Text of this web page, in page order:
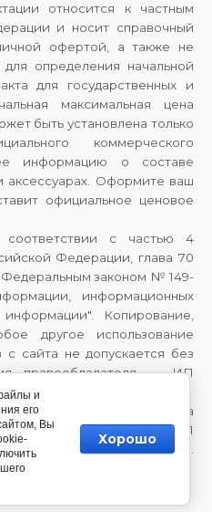
относится к частным
и носит справочный
офертой, а также не
определения начальной
для государственных и
максимальная цена
быть установлена только
коммерческого
информацию о составе
аксессуарах. Оформите ваш
официальное ценовое
с частью 4
Федерации, глава 70
Федеральным законом № 149-
информационных
Копирование,
другое использование
сайта не допускается без
правообладателя — ИП
Хайрулина Галина
ОГРНИП
обл., г. Балашиха, мкр.
89
и
его
Вы
Хорошо